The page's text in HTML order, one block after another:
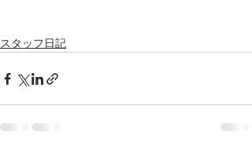
スタッフ日記